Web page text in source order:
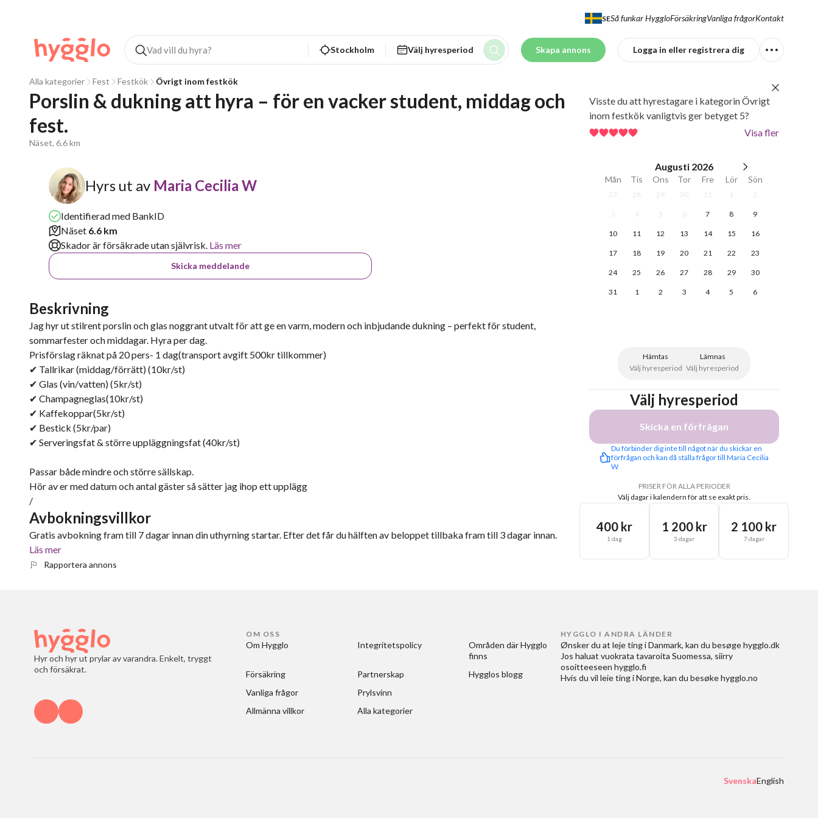
SESå funkar HyggloFörsäkringVanliga frågorKontakt
Stockholm Välj hyresperiod Skapa annons Logga in eller registrera dig
Alla kategorier Fest Festkök Övrigt inom festkök
Porslin & dukning att hyra – för en vacker student, middag och
fest.
Näset, 6.6 km
Hyrs ut av Maria Cecilia W
Identifierad med BankID
Näset 6.6 km
Skador är försäkrade utan självrisk. Läs mer
Skicka meddelande
Beskrivning
Jag hyr ut stilrent porslin och glas noggrant utvalt för att ge en varm, modern och inbjudande dukning – perfekt för student,
sommarfester och middagar. Hyra per dag.
Prisförslag räknat på 20 pers- 1 dag(transport avgift 500kr tillkommer)
✔ Tallrikar (middag/förrätt) (10kr/st)
✔ Glas (vin/vatten) (5kr/st)
✔ Champagneglas(10kr/st)
✔ Kaffekoppar(5kr/st)
✔ Bestick (5kr/par)
✔ Serveringsfat & större uppläggningsfat (40kr/st)
Passar både mindre och större sällskap.
Hör av er med datum och antal gäster så sätter jag ihop ett upplägg
/
Avbokningsvillkor
Gratis avbokning fram till 7 dagar innan din uthyrning startar. Efter det får du hälften av beloppet tillbaka fram till 3 dagar innan.
Läs mer
Visste du att hyrestagare i kategorin Övrigt
inom festkök vanligtvis ger betyget 5?
Visa fler
Augusti 2026
Mån Tis Ons Tor Fre Lör Sön
27 28 29 30 31 1 2
3 4 5 6 7 8 9
10 11 12 13 14 15 16
17 18 19 20 21 22 23
24 25 26 27 28 29 30
31 1 2 3 4 5 6
Hämtas
Välj hyresperiod
Lämnas
Välj hyresperiod
Välj hyresperiod
Skicka en förfrågan
Du förbinder dig inte till något när du skickar en
förfrågan och kan då ställa frågor till Maria Cecilia
W
PRISER FÖR ALLA PERIODER
Välj dagar i kalendern för att se exakt pris.
400 kr
1 dag
1 200 kr
3 dagar
2 100 kr
7 dagar
Rapportera annons
Hyr och hyr ut prylar av varandra. Enkelt, tryggt
och försäkrat.
OM OSS
Om Hygglo
Försäkring
Vanliga frågor
Allmänna villkor
Integritetspolicy
Partnerskap
Prylsvinn
Alla kategorier
Områden där Hygglo
finns
Hygglos blogg
HYGGLO I ANDRA LÄNDER
Ønsker du at leje ting i Danmark, kan du besøge hygglo.dk
Jos haluat vuokrata tavaroita Suomessa, siirry
osoitteeseen hygglo.fi
Hvis du vil leie ting i Norge, kan du besøke hygglo.no
SvenskaEnglish